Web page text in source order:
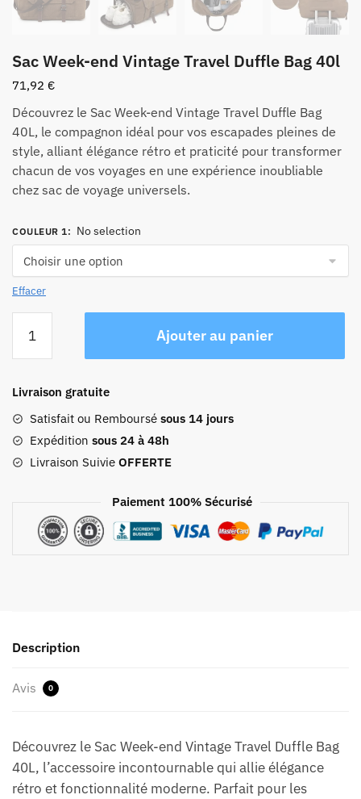
Sac Week-end Vintage Travel Duffle Bag 40l
71,92 €
Découvrez le Sac Week-end Vintage Travel Duffle Bag
40L, le compagnon idéal pour vos escapades pleines de
style, alliant élégance rétro et praticité pour transformer
chacun de vos voyages en une expérience inoubliable
chez sac de voyage universels.
COULEUR 1: No selection
Effacer
Sac
end
Vintage
Travel
Duffle
Ajouter au panier
Livraison gratuite
Satisfait ou Remboursé sous 14 jours
Expédition sous 24 à 48h
Livraison Suivie OFFERTE
Paiement 100% Sécurisé
Description
Avis 0
Découvrez le Sac Week-end Vintage Travel Duffle Bag
40L, l’accessoire incontournable qui allie élégance
rétro et fonctionnalité moderne. Parfait pour les